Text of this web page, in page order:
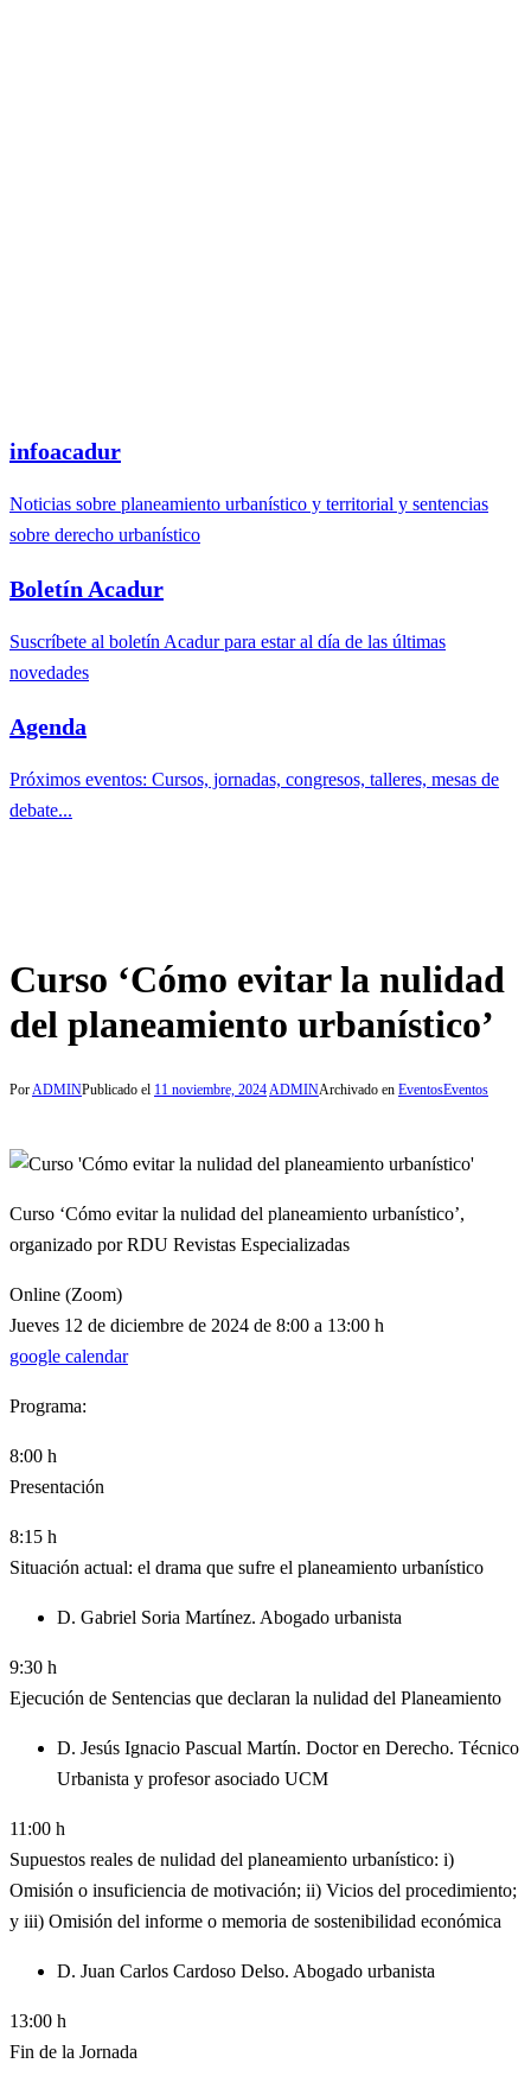
infoacadur
Noticias sobre planeamiento urbanístico y territorial y sentencias
sobre derecho urbanístico
Boletín Acadur
Suscríbete al boletín Acadur para estar al día de las últimas
novedades
Agenda
Próximos eventos: Cursos, jornadas, congresos, talleres, mesas de
debate...
Curso ‘Cómo evitar la nulidad
del planeamiento urbanístico’
PorADMINPublicado el 11 noviembre, 2024ADMINArchivado en EventosEventos
Curso ‘Cómo evitar la nulidad del planeamiento urbanístico’,
organizado por RDU Revistas Especializadas
Online (Zoom)
Jueves 12 de diciembre de 2024 de 8:00 a 13:00 h
google calendar
Programa:
8:00 h
Presentación
8:15 h
Situación actual: el drama que sufre el planeamiento urbanístico
D. Gabriel Soria Martínez. Abogado urbanista
9:30 h
Ejecución de Sentencias que declaran la nulidad del Planeamiento
D. Jesús Ignacio Pascual Martín. Doctor en Derecho. Técnico
Urbanista y profesor asociado UCM
11:00 h
Supuestos reales de nulidad del planeamiento urbanístico: i)
Omisión o insuficiencia de motivación; ii) Vicios del procedimiento;
y iii) Omisión del informe o memoria de sostenibilidad económica
D. Juan Carlos Cardoso Delso. Abogado urbanista
13:00 h
Fin de la Jornada